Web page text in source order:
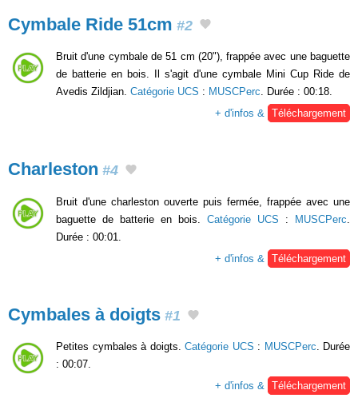
Cymbale Ride 51cm #2
Bruit d'une cymbale de 51 cm (20"), frappée avec une baguette
de batterie en bois. Il s'agit d'une cymbale Mini Cup Ride de
Avedis Zildjian. Catégorie UCS : MUSCPerc. Durée : 00:18.
+ d'infos & Téléchargement
Charleston #4
Bruit d'une charleston ouverte puis fermée, frappée avec une
baguette de batterie en bois. Catégorie UCS : MUSCPerc
Durée : 00:01.
+ d'infos &
Téléchargement
Cymbales à doigts #1
Petites cymbales à doigts. Catégorie UCS : MUSCPerc. Durée
: 00:07.
+ d'infos & Téléchargement